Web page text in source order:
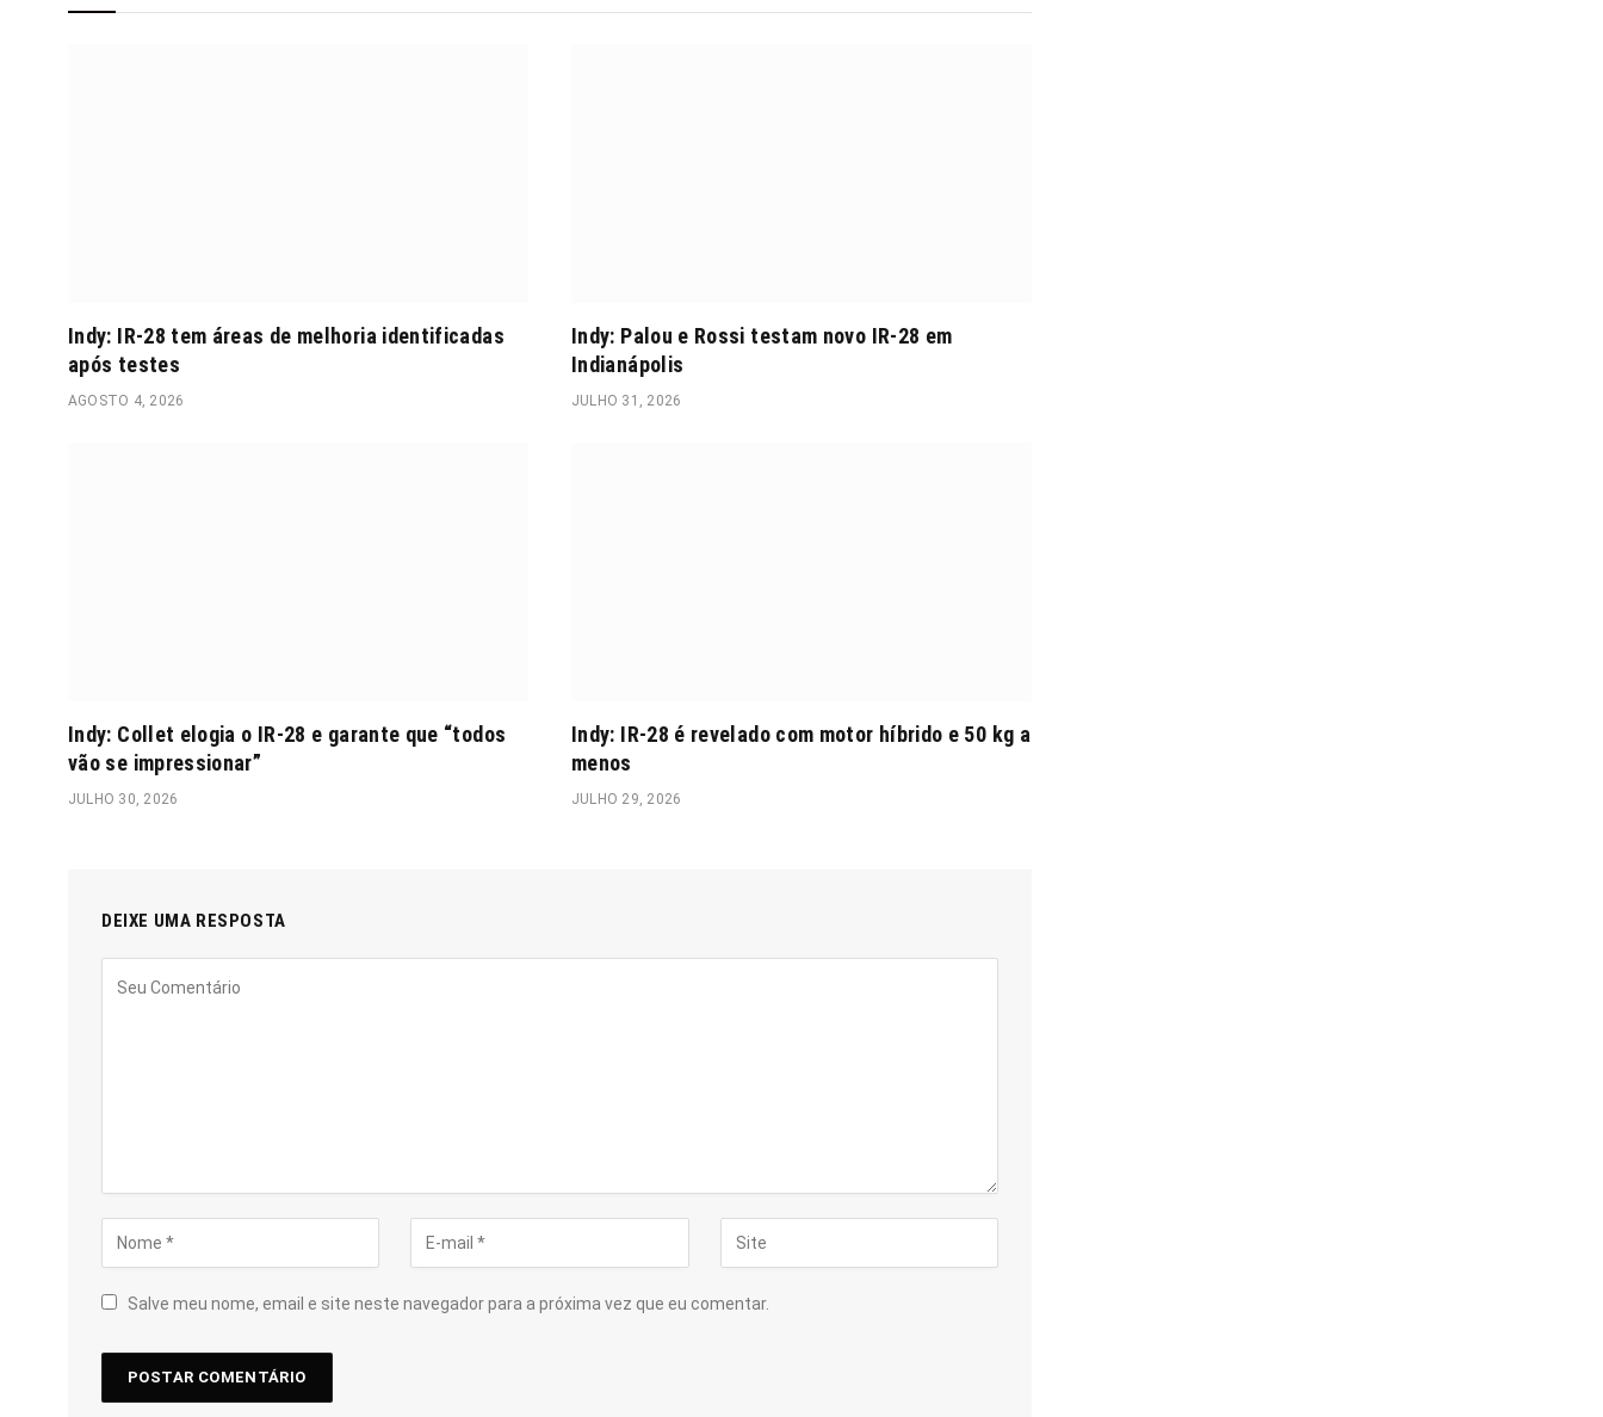
Indy: IR-28 tem áreas de melhoria identificadas
após testes
AGOSTO 4, 2026
Indy: Palou e Rossi testam novo IR-28 em
Indianápolis
JULHO 31, 2026
Indy: Collet elogia o IR-28 e garante que “todos
vão se impressionar”
JULHO 30, 2026
Indy: IR-28 é revelado com motor híbrido e 50 kg a
menos
JULHO 29, 2026
DEIXE UMA RESPOSTA
Salve meu nome, email e site neste navegador para a próxima vez que eu comentar.